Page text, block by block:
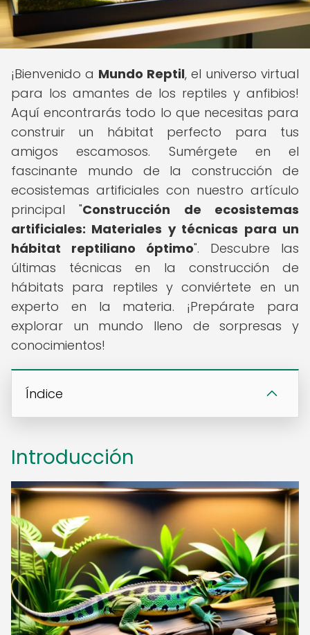
¡Bienvenido a Mundo Reptil, el universo virtual
para los amantes de los reptiles y anfibios!
Aquí encontrarás todo lo que necesitas para
construir un hábitat perfecto para tus
amigos escamosos. Sumérgete en el
fascinante mundo de la construcción de
ecosistemas artificiales con nuestro artículo
principal "Construcción de ecosistemas
artificiales: Materiales y técnicas para un
hábitat reptiliano óptimo". Descubre las
últimas técnicas en la construcción de
hábitats para reptiles y conviértete en un
experto en la materia. ¡Prepárate para
explorar un mundo lleno de sorpresas y
conocimientos!
Índice
Introducción